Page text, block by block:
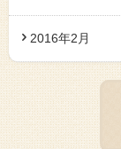
2016年2月